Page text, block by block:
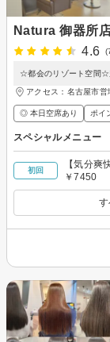
Natura 御器所
4.6
☆都会のリゾート空間
アクセス：名古屋市
◎ 本日空席あり ポイ
スペシャルメニュー
初回
【気分爽
￥7450